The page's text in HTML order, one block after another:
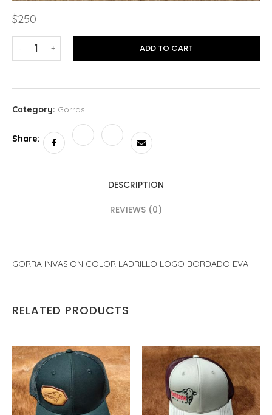
$250
ADD TO CART
Category: Gorras
Share:
DESCRIPTION
REVIEWS (0)
GORRA INVASION COLOR LADRILLO LOGO BORDADO EVA
RELATED PRODUCTS